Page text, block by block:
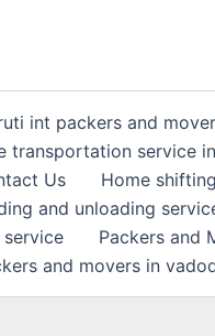
int packers and
transportation service
Us
Home
and unloading
Packers and
and movers in